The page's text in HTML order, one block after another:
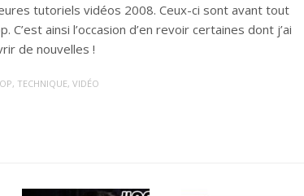
tutoriels vidéos 2008. Ceux-ci sont avant tout
ainsi l’occasion d’en revoir certaines dont j’ai
de nouvelles !
, TECHNIQUE,VIDÉO